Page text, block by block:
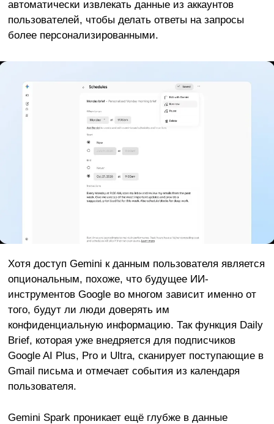
автоматически извлекать данные из аккаунтов
пользователей, чтобы делать ответы на запросы
более персонализированными.
Хотя доступ Gemini к данным пользователя является
опциональным, похоже, что будущее ИИ-
инструментов Google во многом зависит именно от
того, будут ли люди доверять им
конфиденциальную информацию. Так функция Daily
Brief, которая уже внедряется для подписчиков
Google AI Plus, Pro и Ultra, сканирует поступающие в
Gmail письма и отмечает события из календаря
пользователя.
Gemini Spark проникает ещё глубже в данные